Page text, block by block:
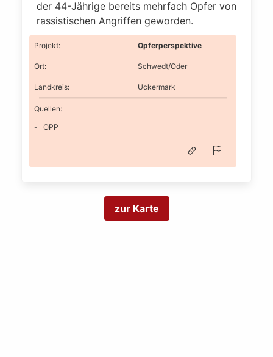
der 44-Jährige bereits mehrfach Opfer von
rassistischen Angriffen geworden.
Projekt: Opferperspektive
Ort: Schwedt/Oder
Landkreis: Uckermark
Quellen:
OPP
zur Karte